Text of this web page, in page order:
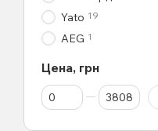
Yato 19
AEG 1
Цена, грн
От Цена, грн
До Цена, грн